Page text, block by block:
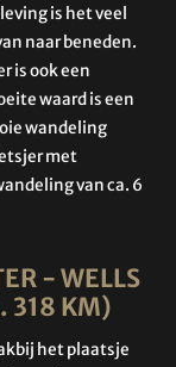
is het veel
naar beneden.
is ook een
waard is een
wandeling
met
van ca. 6
- WELLS
318 KM)
het plaatsje